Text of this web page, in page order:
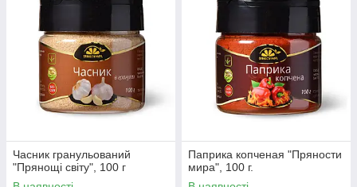
Часник гранульований
"Прянощі світу", 100 г
Паприка копченая "Пряности
мира", 100 г.